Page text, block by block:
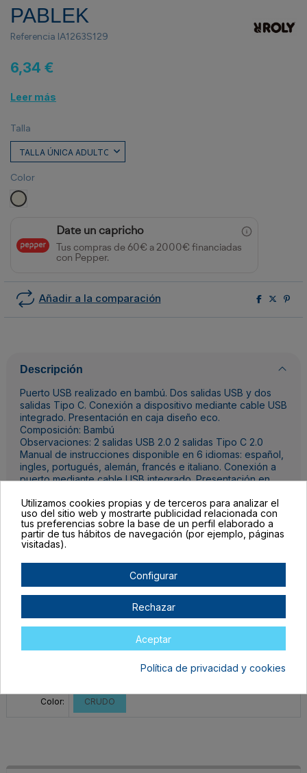
PABLEK
Referencia IA1263S129
6,34 €
Leer más
Talla
Color
CRUDO
Date un capricho
Tus compras de 60€ a 2000€ financiadas
con Pepper.
Añadir a la comparación
Descripción
Puerto USB realizado en bambú. Dos salidas USB y dos
salidas Tipo C. Conexión a dispositivo mediante cable USB
integrado. Presentación en caja diseño eco.
Composición: Bambú
Observaciones: 2 salidas USB 2.0 2 salidas Tipo C 2.0
Manual de instrucciones disponible en 6 idiomas: español,
ingles, portugués, alemán, francés e italiano. Conexión a
puerto mediante cable USB integrado. Presentación en
Detalles del producto
Completa las unidades por color, el botón para mandar tu pedido al
carrito lo encontrarás al final de la tabla.
Filtrar lista de variantes por:
TALLA ÚNICA ADULTO
Color: CRUDO
Utilizamos cookies propias y de terceros para analizar el
uso del sitio web y mostrarte publicidad relacionada con
tus preferencias sobre la base de un perfil elaborado a
partir de tus hábitos de navegación (por ejemplo, páginas
visitadas).
Configurar
Rechazar
Aceptar
Política de privacidad y cookies